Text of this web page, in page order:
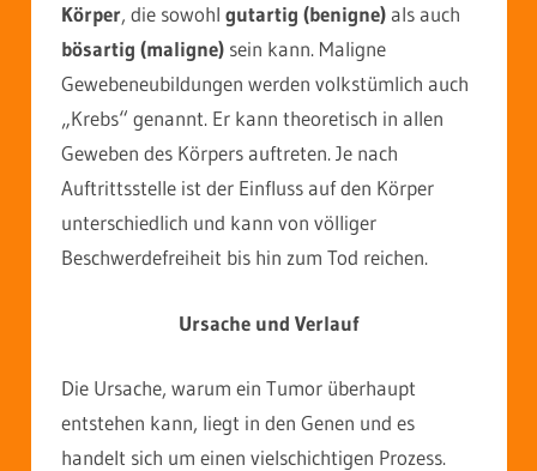
Körper, die sowohl gutartig (benigne)als auch
bösartig (maligne) sein kann. Maligne
Gewebeneubildungen werden volkstümlich auch
„Krebs“ genannt. Er kann theoretisch in allen
Geweben des Körpers auftreten. Je nach
Auftrittsstelle ist der Einfluss auf den Körper
unterschiedlich und kann von völliger
Beschwerdefreiheit bis hin zum Tod reichen.
Ursache und Verlauf
Die Ursache, warum ein Tumor überhaupt
entstehen kann, liegt in den Genen und es
handelt sich um einen vielschichtigen Prozess.